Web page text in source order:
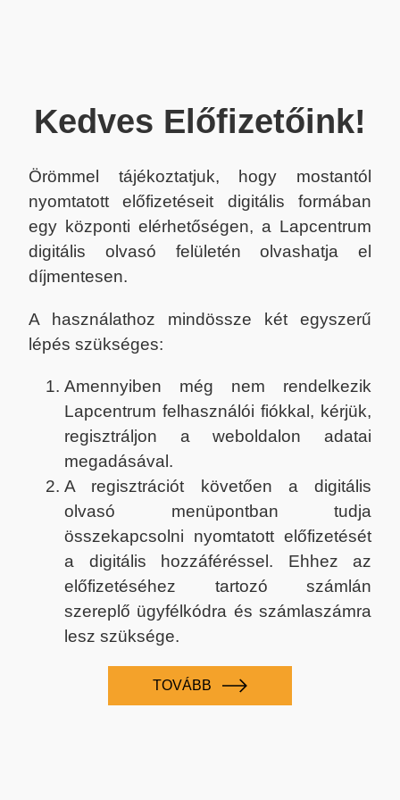
Kedves Előfizetőink!
Örömmel tájékoztatjuk, hogy mostantól
nyomtatott előfizetéseit digitális formában
egy központi elérhetőségen, a Lapcentrum
digitális olvasó felületén olvashatja el
díjmentesen.
A használathoz mindössze két egyszerű
lépés szükséges:
Amennyiben még nem rendelkezik
Lapcentrum felhasználói fiókkal, kérjük,
regisztráljon a weboldalon adatai
megadásával.
A regisztrációt követően a digitális
olvasó menüpontban tudja
összekapcsolni nyomtatott előfizetését
a digitális hozzáféréssel. Ehhez az
előfizetéséhez tartozó számlán
szereplő ügyfélkódra és számlaszámra
lesz szüksége.
TOVÁBB